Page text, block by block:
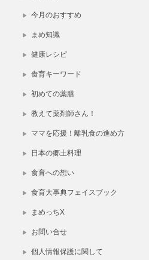
今月のおすすめ
まめ知識
健康レシピ
食育キーワード
初めての薬膳
教えて薬剤師さん！
ママを応援！離乳食の進め方
日本の郷土料理
食育への想い
食育大事典フェイスブック
まめっちX
お問い合せ
個人情報保護に関して